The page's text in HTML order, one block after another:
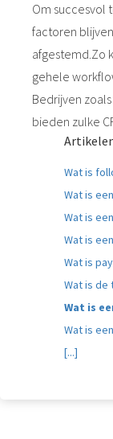
Om succesvol
factoren
afgestemd.Zo
gehele
Bedrijven
bieden zulke
Wat is
Wat is
Wat is
Wat is
Wat is
Wat is de
Wat is
Wat is
[...]